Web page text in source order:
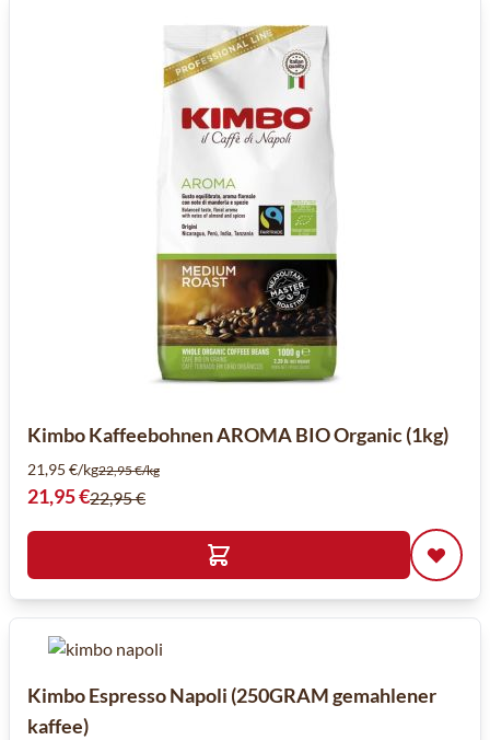
Kimbo Kaffeebohnen AROMA BIO Organic (1kg)
21,95 €/kg22,95 €/kg
Sonderpreis
21,95 €22,95 €
Kimbo Espresso Napoli (250GRAM gemahlener
kaffee)